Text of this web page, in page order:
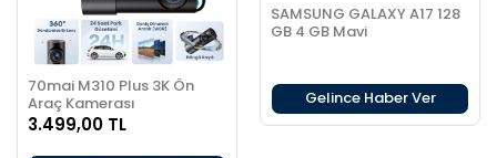
70mai M310 Plus 3K Ön
Araç Kamerası
3.499,00 TL
SAMSUNG GALAXY A17 128
GB 4 GB Mavi
Gelince Haber Ver